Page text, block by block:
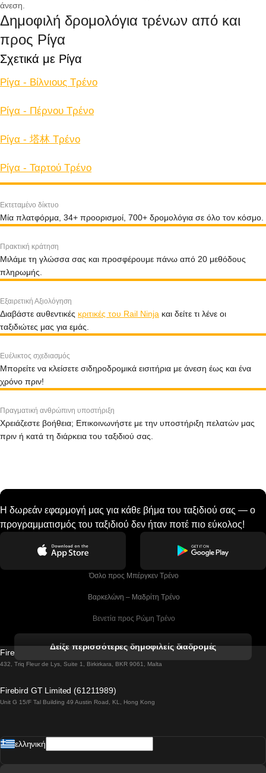
άνεση.
Δημοφιλή δρομολόγια τρένων από και
προς Ρίγα
Σχετικά με Ρίγα
Ρίγα - Βίλνιους Tρένο
Ρίγα - Πέρνου Tρένο
Ρίγα - 塔林 Tρένο
Ρίγα - Ταρτού Tρένο
Εκτεταμένο δίκτυο
Μία πλατφόρμα, 34+ προορισμοί, 700+ δρομολόγια σε όλο τον κόσμο.
Πρακτική κράτηση
Μιλάμε τη γλώσσα σας και προσφέρουμε πάνω από 20 μεθόδους
πληρωμής.
Εξαιρετική Αξιολόγηση
Διαβάστε αυθεντικές κριτικές του Rail Ninja και δείτε τι λένε οι
ταξιδιώτες μας για εμάς.
Ευέλικτος σχεδιασμός
Μπορείτε να κλείσετε σιδηροδρομικά εισιτήρια με άνεση έως και ένα
χρόνο πριν!
Πραγματική ανθρώπινη υποστήριξη
Χρειάζεστε βοήθεια; Επικοινωνήστε με την υποστήριξη πελατών μας
πριν ή κατά τη διάρκεια του ταξιδιού σας.
Η δωρεάν εφαρμογή μας για κάθε βήμα του ταξιδιού σας — ο
προγραμματισμός του ταξιδιού δεν ήταν ποτέ πιο εύκολος!
Όσλο προς Μπέργκεν Tρένο
Βαρκελώνη – Μαδρίτη Tρένο
Βενετία προς Ρώμη Τρένο
Βιέννη προς Σάλτσμπουργκ Τρένα
Βουδαπέστη προς Πράγα Tρένο
Δείξε περισσότερες δημοφιλείς διαδρομές
Firebird GT Limited (OC 1451)
432, Triq Fleur de Lys, Suite 1, Birkirkara, BKR 9061, Malta
Firebird GT Limited (61211989)
Unit G 15/F Tal Building 49 Austin Road, KL, Hong Kong
ελληνική